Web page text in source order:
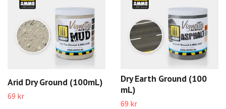
Arid Dry Ground (100mL)
69 kr
Dry Earth Ground (100
mL)
69 kr